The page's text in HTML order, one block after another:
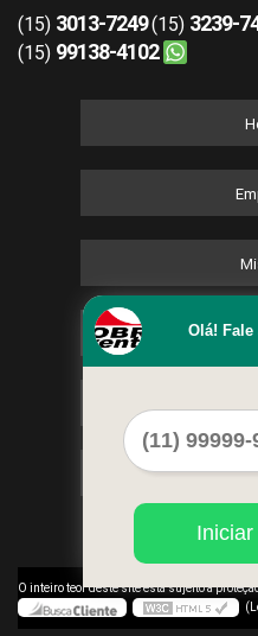
(15) 3013-7249(15) 3239-
(15) 99138-4102
O inteiro teor deste site está sujeito à
Olá! Fale